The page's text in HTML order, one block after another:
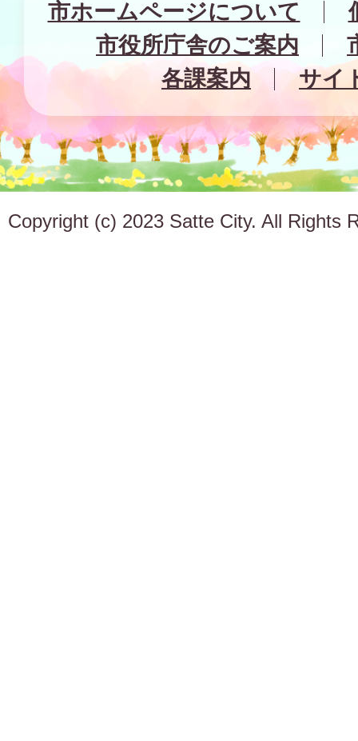
市ホームページについて
市役所庁舎のご案内
各課案内
サイ
Copyright (c) 2023 Satte City. All Rights